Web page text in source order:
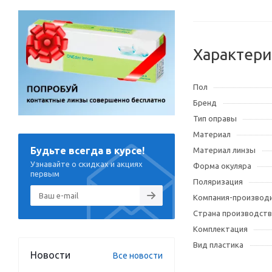
Пол
Бренд
Тип оправы
Материал
Материал линзы
Форма окуляра
Поляризация
Компания-
Страна
Комплектация
Вид пластика
Будьте всегда в курсе!
Узнавайте о скидках и акциях
первым
Новости Все новости